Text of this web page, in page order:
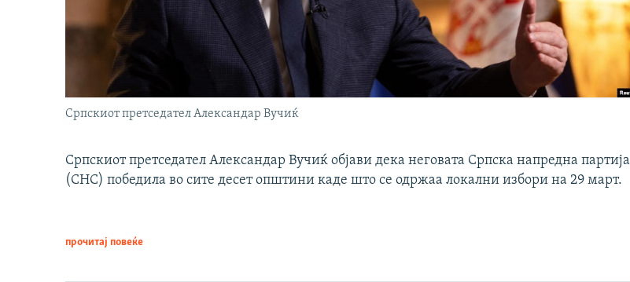
Српскиот претседател Александар Вучиќ
Српскиот претседател Александар Вучиќ објави дека неговата Српска напредна партија
(СНС) победила во сите десет општини каде што се одржаа локални избори на 29 март.
прочитај повеќе